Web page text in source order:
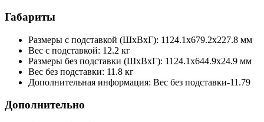
Габариты
Размеры с подставкой (ШxВxГ): 1124.1x679.2x227.8 мм
Вес с подставкой: 12.2 кг
Размеры без подставки (ШxВxГ): 1124.1x644.9x24.9 мм
Вес без подставки: 11.8 кг
Дополнительная информация: Вес без подставки-11.79
Дополнительно